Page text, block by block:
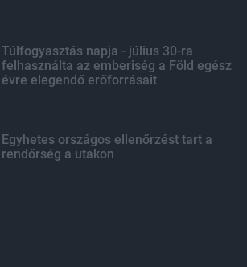
Túlfogyasztás napja - július 30-ra
felhasználta az emberiség a Föld egész
évre elegendő erőforrásait
Egyhetes országos ellenőrzést tart a
rendőrség a utakon